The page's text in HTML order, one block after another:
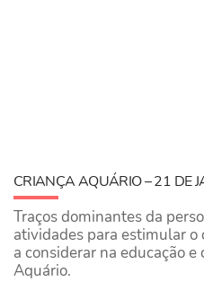
CRIANÇA AQUÁRIO – 21 DE
Traços dominantes da
atividades para estimular
a considerar na educação
Aquário.